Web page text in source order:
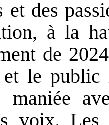
et des
à la
de
et le
maniée
voix.